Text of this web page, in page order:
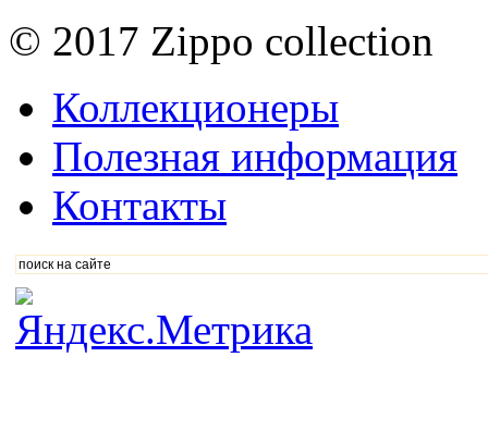
© 2017 Zippo collection
Коллекционеры
Полезная информация
Контакты